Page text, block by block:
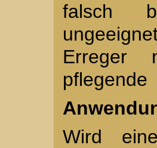
falsch
Erreger
pflegende
Wird